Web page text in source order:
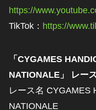
https://
TikTok： https://
「CYGAMES
NATIONALE」 レー
レース名 CYGAMES
NATIONALE